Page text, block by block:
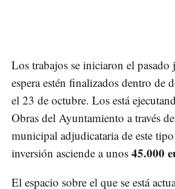
Los trabajos se iniciaron el pasado
espera estén finalizados dentro de
el 23 de octubre. Los está
Obras del Ayuntamiento a través
municipal adjudicataria de este
inversión asciende a unos 45.000
El espacio sobre el que se está